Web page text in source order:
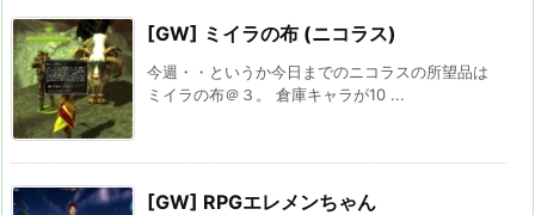
[GW] ミイラの布 (ニコラス)
今週・・というか今日までのニコラスの所望品は
ミイラの布＠３。 倉庫キャラが10 ...
[GW] RPGエレメンちゃん